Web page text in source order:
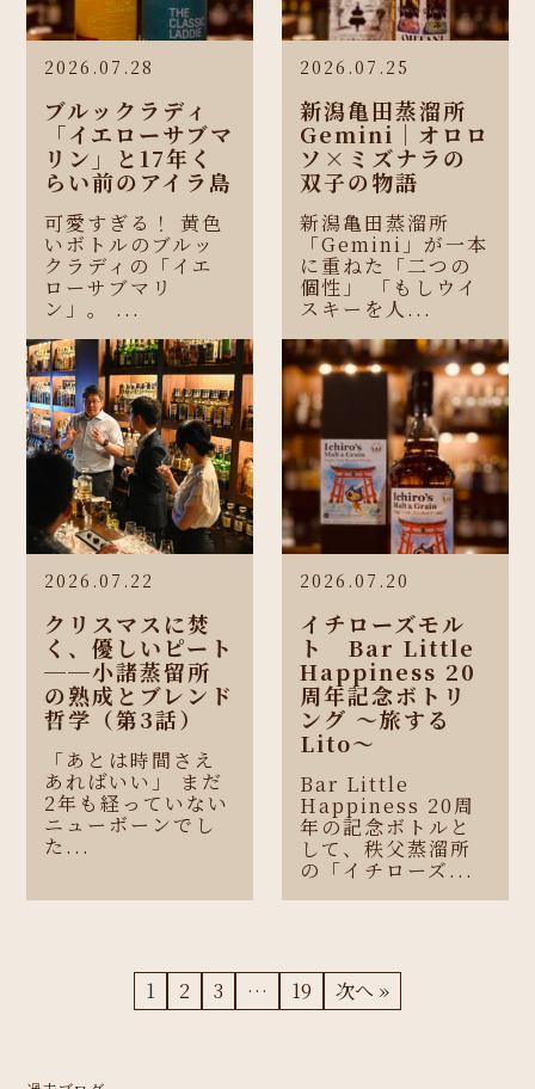
2026.07.28
ブルックラディ
「イエローサブマ
リン」と17年く
らい前のアイラ島
可愛すぎる！ 黄色
いボトルのブルッ
クラディの「イエ
ローサブマリ
ン」。 ...
2026.07.25
新潟亀田蒸溜所
Gemini｜オロロ
ソ×ミズナラの
双子の物語
新潟亀田蒸溜所
「Gemini」が一本
に重ねた「二つの
個性」 「もしウイ
スキーを人...
2026.07.22
クリスマスに焚
く、優しいピート
──小諸蒸留所
の熟成とブレンド
哲学（第3話）
「あとは時間さえ
あればいい」 まだ
2年も経っていない
ニューボーンでし
た...
2026.07.20
イチローズモル
ト Bar Little
Happiness 20
周年記念ボトリ
ング 〜旅する
Lito〜
Bar Little
Happiness 20周
年の記念ボトルと
して、秩父蒸溜所
の「イチローズ...
1 2 3 … 19 次へ »